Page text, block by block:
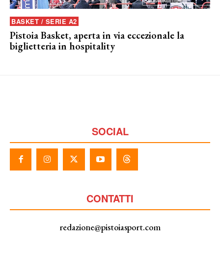
BASKET / SERIE A2
Pistoia Basket, aperta in via eccezionale la
biglietteria in hospitality
SOCIAL
CONTATTI
redazione@pistoiasport.com